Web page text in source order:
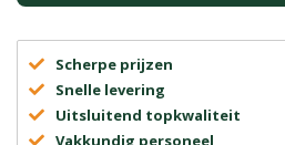
Scherpe prijzen
Snelle levering
Uitsluitend topkwaliteit
Vakkundig personeel